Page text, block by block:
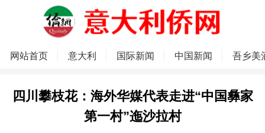
网站首页 意大利 国际新闻 中国新闻 吾乡美
四川攀枝花：海外华媒代表走进“中国彝家
第一村”迤沙拉村